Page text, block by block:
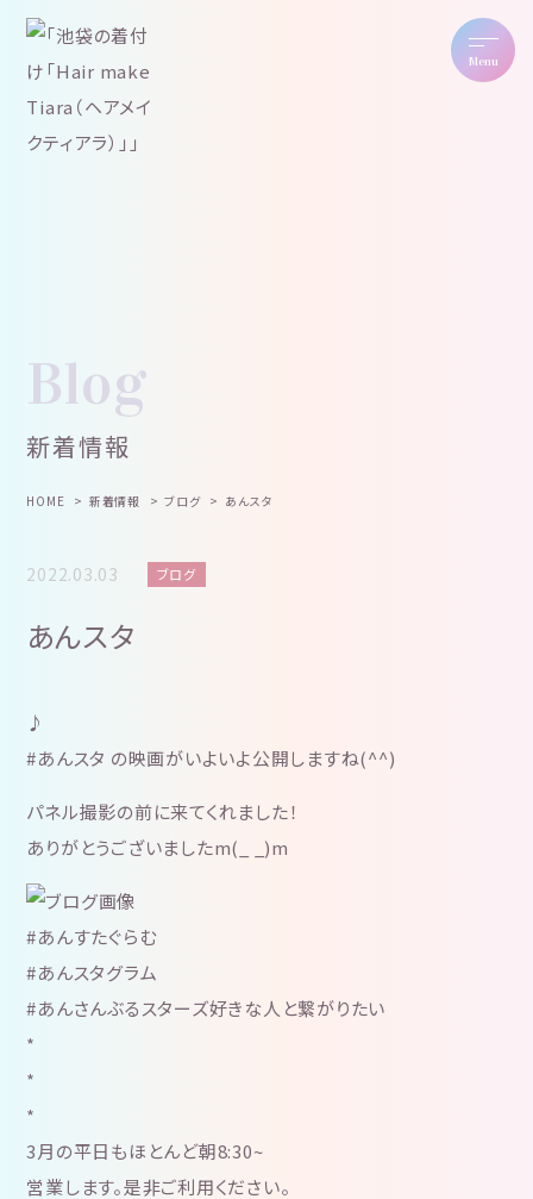
Menu
Blog
新着情報
HOME 新着情報 ブログ あんスタ
2022.03.03 ブログ
あんスタ
♪
#あんスタ の映画がいよいよ公開しますね(^^)
パネル撮影の前に来てくれました！
ありがとうございましたm(_ _)m
#あんすたぐらむ
#あんスタグラム
#あんさんぶるスターズ好きな人と繋がりたい
*
*
*
3月の平日もほとんど朝8:30~
営業します。是非ご利用ください。